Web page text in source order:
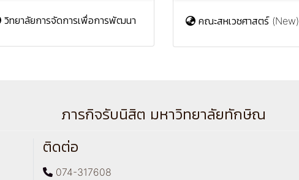
วิทยาลัยการจัดการเพื่อการพัฒนา คณะสหเวชศาสตร์ (New)
ภารกิจรับนิสิต มหาวิทยาลัยทักษิณ
ติดต่อ
074-317608